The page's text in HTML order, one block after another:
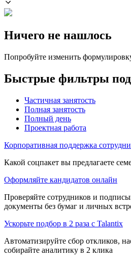
Ничего не нашлось
Попробуйте изменить
Быстрые фильтры
Частичная занятость
Полная занятость
Полный день
Проектная работа
Корпоративная поддержка
Какой соцпакет вы предлагаете
Оформляйте кандидатов онлайн
Проверяйте сотрудников и
документы без бумаг и личных
Ускорьте подбор в 2 раза с Talantix
Автоматизируйте сбор откликов,
собирайте аналитику в 2 клика